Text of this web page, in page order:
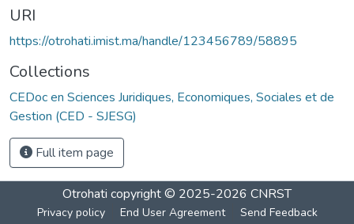
URI
https://otrohati.imist.ma/handle/123456789/58895
Collections
CEDoc en Sciences Juridiques, Economiques, Sociales et de
Gestion (CED - SJESG)
Full item page
Otrohati copyright © 2025-2026 CNRST
Privacy policy End User Agreement Send Feedback